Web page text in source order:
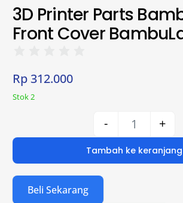
3D Printer Parts
Front Cover
Rp312.000
Stok 2
- +
Tambah ke keranjang
Beli Sekarang